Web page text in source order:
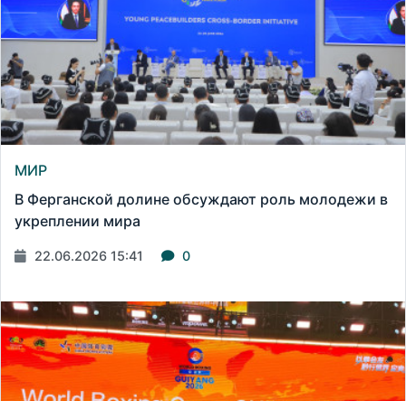
МИР
В Ферганской долине обсуждают роль молодежи в
укреплении мира
22.06.2026 15:41 0